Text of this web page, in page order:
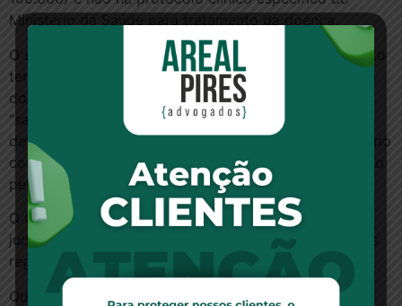
Ministério da Saúde para tratamento da doença.
O segundo requisito consiste na ausência de substituto
terapêutico registrado na ANVISA para tratamento da
doença do paciente. Se o paciente tiver outra opção
“satisfatória” para o tratamento da doença com o
devido registro sanitário, não poderá o Poder Judiciário
compelir o Poder Público a importar o fármaco pedido
pelo paciente.
O terceiro requisito é que o medicamento pleiteado
judicialmente possua registro em renomadas agências
reguladoras fora do Brasil.
Quando do julgamento do RE nº 657.718/MG,